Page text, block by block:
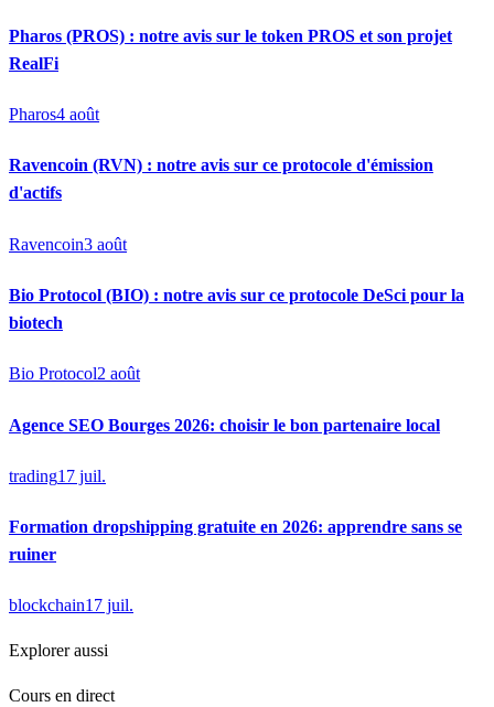
Pharos (PROS) : notre avis sur le token PROS et son projet
RealFi
Pharos4 août
Ravencoin (RVN) : notre avis sur ce protocole d'émission
d'actifs
Ravencoin3 août
Bio Protocol (BIO) : notre avis sur ce protocole DeSci pour la
biotech
Bio Protocol2 août
Agence SEO Bourges 2026: choisir le bon partenaire local
trading17 juil.
Formation dropshipping gratuite en 2026: apprendre sans se
ruiner
blockchain17 juil.
Explorer aussi
Cours en direct